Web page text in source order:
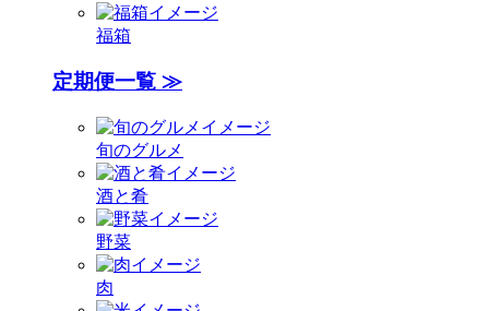
福箱
定期便一覧 ≫
旬のグルメ
酒と肴
野菜
肉